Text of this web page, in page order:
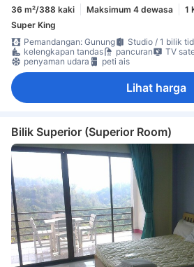
36 m²/388 kaki Maksimum 4 dewasa
1
Super King
Pemandangan: Gunung
Studio / 1 bilik
kelengkapan tandas
pancuran
TV
penyaman udara
peti ais
Lihat harga
Bilik Superior (Superior Room)